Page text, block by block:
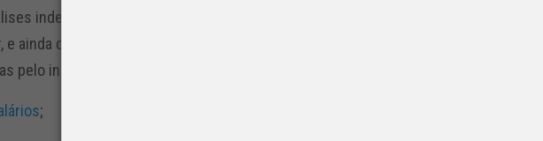
independentes e acompanha diariamente indicadores econômicos
ainda disponibiliza aos associados do SETCESP outras ferramentas
pelo instituto, como:
;